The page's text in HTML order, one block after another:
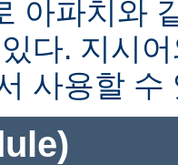
아파치와
다. 지시
사용할 수